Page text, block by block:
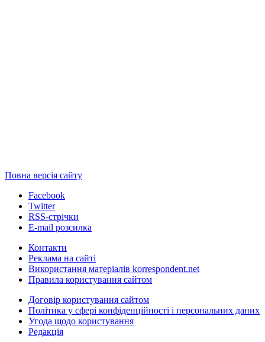
Повна версія сайту
Facebook
Twitter
RSS-стрічки
E-mail розсилка
Контакти
Реклама на сайті
Використання матеріалів korrespondent.net
Правила користування сайтом
Договір користування сайтом
Політика у сфері конфіденційності і персональних даних
Угода щодо користування
Редакція